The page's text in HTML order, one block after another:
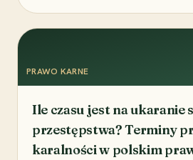
PRAWO KARNE
Ile czasu jest na ukaranie
przestępstwa? Terminy
karalności w polskim